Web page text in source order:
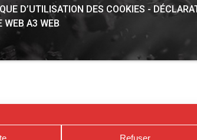
Refuser
D’UTILISATION DES COOKIES
WEB A3 WEB